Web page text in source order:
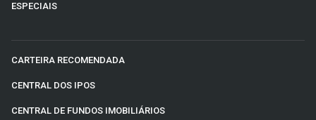
ESPECIAIS
CARTEIRA RECOMENDADA
CENTRAL DOS IPOS
CENTRAL DE FUNDOS IMOBILIÁRIOS